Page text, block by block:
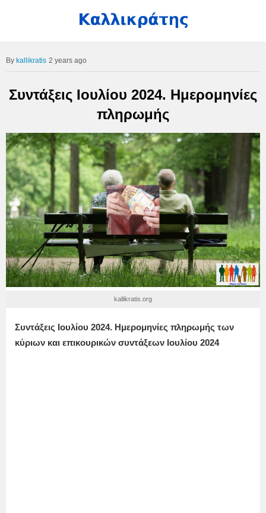
kallikratis 2 years ago
Συντάξεις Ιουλίου 2024. Ημερομηνίες
πληρωμής
kallikratis.org
Συντάξεις Ιουλίου 2024. Ημερομηνίες πληρωμής των
κύριων και επικουρικών συντάξεων Ιουλίου 2024